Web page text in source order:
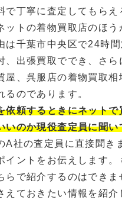
で丁寧に査定してもらえ
ットの着物買取店のほう
は千葉市中央区で24時間
、出張買取ででき、さら
屋、呉服店の着物買取相
るのであります。
依頼するときにネットで
いのか現役査定員に聞い
A社の査定員に直接聞き
イントをお伝えします。
らで紹介するのはできま
えておきたい情報を紹介